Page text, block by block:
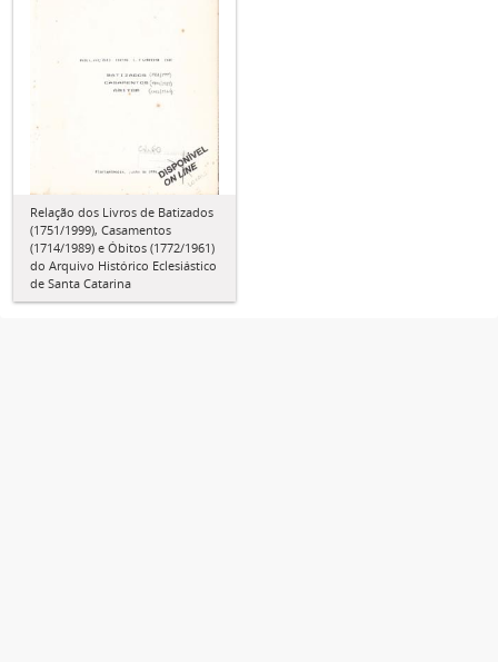
Relação dos Livros de Batizados
(1751/1999), Casamentos
(1714/1989) e Óbitos (1772/1961)
do Arquivo Histórico Eclesiástico
de Santa Catarina